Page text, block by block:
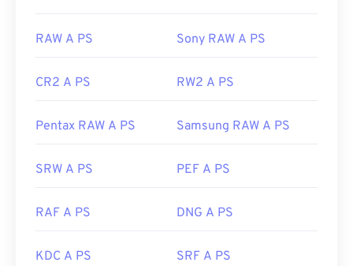
RAW A PS Sony RAW A PS
CR2 A PS RW2 A PS
Pentax RAW A PS Samsung RAW A PS
SRW A PS PEF A PS
RAF A PS DNG A PS
KDC A PS SRF A PS